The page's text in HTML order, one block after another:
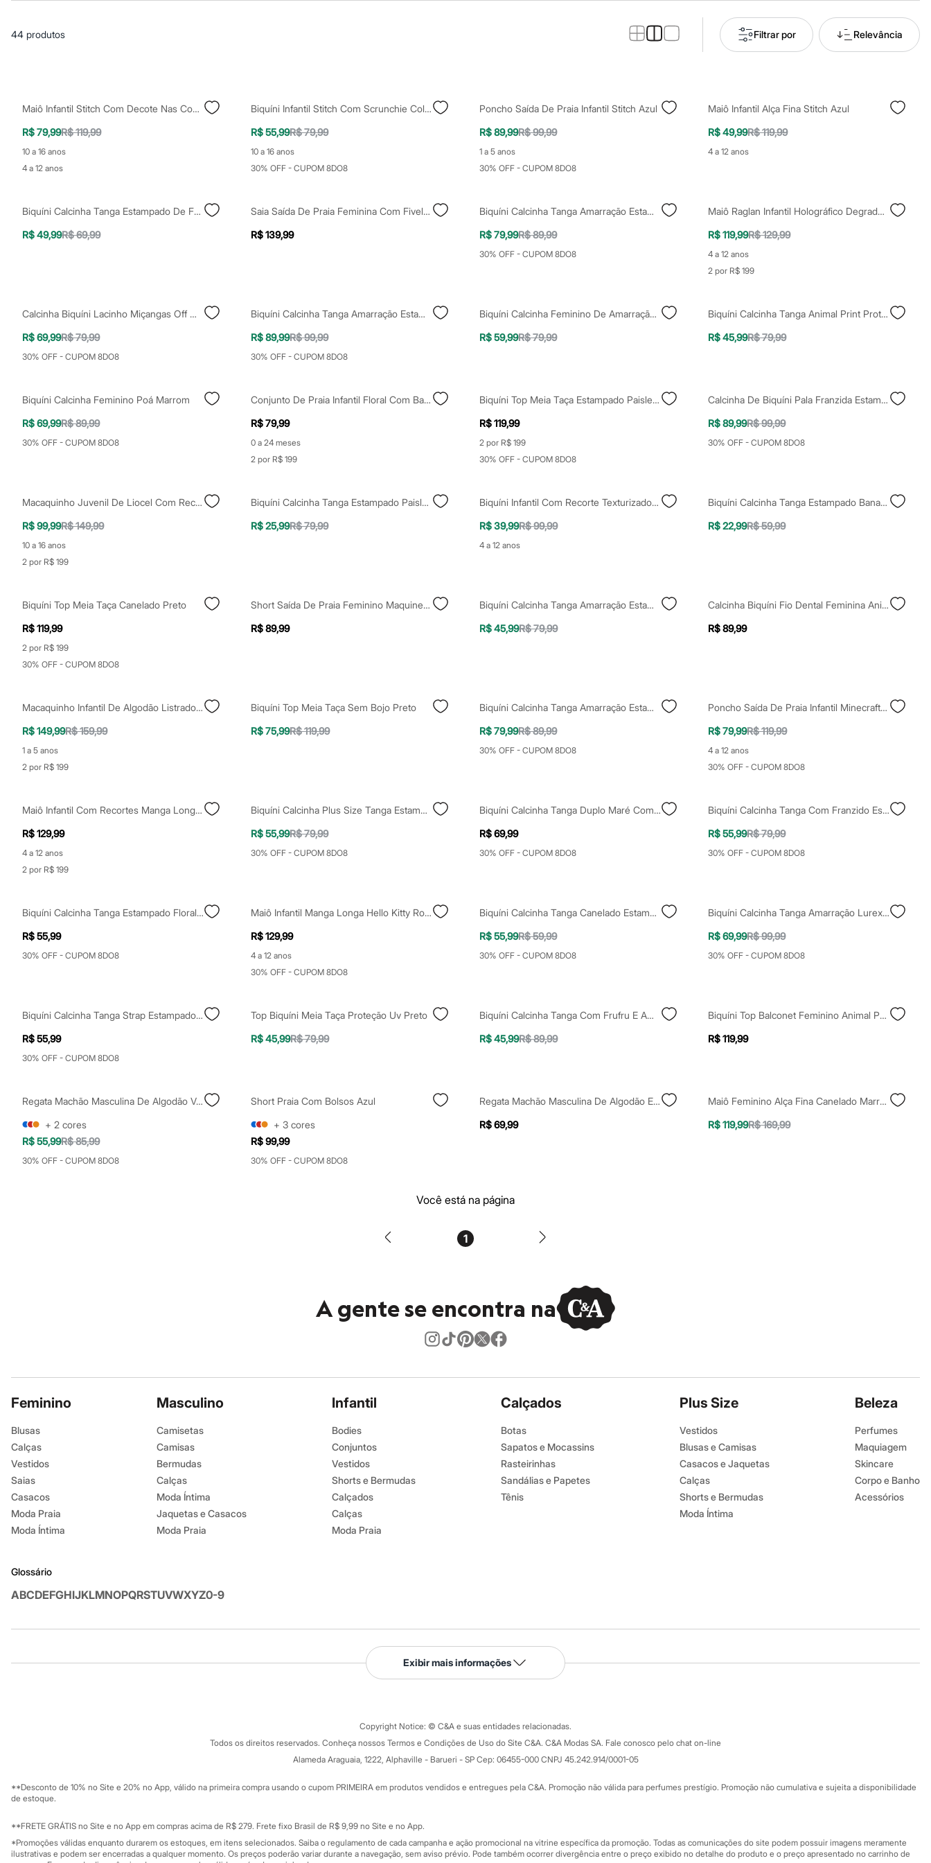
Casacos e Jaquetas
Macacões
Saias
Bonés e Chapéus
Bijoux
Cintos
Óculos
Relógios
Calçados
Sandálias
Sapatilhas
Tênis
Yessica
Acessórios
Blusas
Tops
Moda íntima
Calcinhas
Cintas e Modeladores
Biquínis
Saídas de praia
Personagens
Plus size
Blusas e Camisetas
Jeans
Moda esportiva
Shorts e Saias
Masculino
Em alta
Novidades
Roupas
Bermudas
Camisas
Calças
Camisetas e Regatas
Acessórios
Bolsas e Mochilas
Chapéus e Bonés
Cintos
Carteiras
Óculos
Botas
Sapatos
Sandálias e Papetes
Camisetas
Calçados
Regatas
Moda íntima
Pijamas
Personagens
Plus size
Blusas e Camisetas
Calças
10 a 16 anos
0 a 24 meses
1 a 5 anos
Botas
Chinelos
Pantufas
Tênis
Diversão
Marcas
Fifteen
Moda íntima
Bluey
Disney
Homem Aranha
Minecraft
Naruto
44 produtos Filtrar por Relevância
Maiô Infantil Stitch Com Decote Nas Costas Colorido
R$ 79,99R$ 119,99
10 a 16 anos
4 a 12 anos
Biquíni Infantil Stitch Com Scrunchie Colorido
R$ 55,99R$ 79,99
10 a 16 anos
30% OFF - CUPOM 8DO8
Poncho Saída De Praia Infantil Stitch Azul
R$ 89,99R$ 99,99
1 a 5 anos
30% OFF - CUPOM 8DO8
Maiô Infantil Alça Fina Stitch Azul
R$ 49,99R$ 119,99
4 a 12 anos
Biquíni Calcinha Tanga Estampado De Folhagem Com Amarração E Proteção UV50+ Multicor
R$ 49,99R$ 69,99
Saia Saída De Praia Feminina Com Fivela Franzida Roxa
R$ 139,99
Biquíni Calcinha Tanga Amarração Estampada Borboleta Cristal Com Pedraria Proteção Uv50+ Além Dos Mares Alter Do Chão Grazi Massafera Multicor
R$ 79,99R$ 89,99
30% OFF - CUPOM 8DO8
Maiô Raglan Infantil Holográfico Degradê Lilás
R$ 119,99R$ 129,99
4 a 12 anos
2 por R$ 199
Calcinha Biquíni Lacinho Miçangas Off White
R$ 69,99R$ 79,99
30% OFF - CUPOM 8DO8
Biquíni Calcinha Tanga Amarração Estampada Floral Aquático Proteção Uv50+ Além Dos Mares Alter Do Chão Grazi Massafera Preta
R$ 89,99R$ 99,99
30% OFF - CUPOM 8DO8
Biquíni Calcinha Feminino De Amarração Estampado Colorido
R$ 59,99R$ 79,99
Biquíni Calcinha Tanga Animal Print Proteção Uv Marrom
R$ 45,99R$ 79,99
Biquíni Calcinha Feminino Poá Marrom
R$ 69,99R$ 89,99
30% OFF - CUPOM 8DO8
Conjunto De Praia Infantil Floral Com Babado Colorido
R$ 79,99
0 a 24 meses
2 por R$ 199
Biquíni Top Meia Taça Estampado Paisley Com Bojo E Aro Proteção Uv50+ Além Dos Mares Noronha Manu Gavassi Multicor
R$ 119,99
2 por R$ 199
30% OFF - CUPOM 8DO8
Calcinha De Biquíni Pala Franzida Estampada Marrom
R$ 89,99R$ 99,99
30% OFF - CUPOM 8DO8
Macaquinho Juvenil De Liocel Com Recorte Vermelho
R$ 99,99R$ 149,99
10 a 16 anos
2 por R$ 199
Biquíni Calcinha Tanga Estampado Paisley Proteção Uv50+ Além Dos Mares Noronha Manu Gavassi Multicor
R$ 25,99R$ 79,99
Biquíni Infantil Com Recorte Texturizado Colorido
R$ 39,99R$ 99,99
4 a 12 anos
Biquíni Calcinha Tanga Estampado Bananas Com Proteção UV50+ Multicor
R$ 22,99R$ 59,99
Biquíni Top Meia Taça Canelado Preto
R$ 119,99
2 por R$ 199
30% OFF - CUPOM 8DO8
Short Saída De Praia Feminino Maquinetado Com Cordão Coral
R$ 89,99
Biquíni Calcinha Tanga Amarração Estampado Listrado Com Animal Print Recorte Em Tule Bojo Removível Proteção Uv50+ Multicor
R$ 45,99R$ 79,99
Calcinha Biquíni Fio Dental Feminina Animal Print De Amarração Bege
R$ 89,99
Macaquinho Infantil De Algodão Listrado Com Camiseta Branca
R$ 149,99R$ 159,99
1 a 5 anos
2 por R$ 199
Biquíni Top Meia Taça Sem Bojo Preto
R$ 75,99R$ 119,99
Biquíni Calcinha Tanga Amarração Estampada Borboleta Cristal Com Pedraria Proteção Uv50+ Além Dos Mares Alter Do Chão Grazi Massafera Multicor
R$ 79,99R$ 89,99
30% OFF - CUPOM 8DO8
Poncho Saída De Praia Infantil Minecraft Verde
R$ 79,99R$ 119,99
4 a 12 anos
30% OFF - CUPOM 8DO8
Maiô Infantil Com Recortes Manga Longa Rosa
R$ 129,99
4 a 12 anos
2 por R$ 199
Biquíni Calcinha Plus Size Tanga Estampado Por Do Sol Com Amarração E Proteção UV50+ Multicor
R$ 55,99R$ 79,99
30% OFF - CUPOM 8DO8
Biquíni Calcinha Tanga Duplo Maré Com Proteção Uv50 Verde Militar
R$ 69,99
30% OFF - CUPOM 8DO8
Biquíni Calcinha Tanga Com Franzido Estampado Animal Print De Onça Proteção Uv50+ Rosa
R$ 55,99R$ 79,99
30% OFF - CUPOM 8DO8
Biquíni Calcinha Tanga Estampado Floral Aquarelado Com Amarração E Proteção UV50+ Azul Marinho
R$ 55,99
30% OFF - CUPOM 8DO8
Maiô Infantil Manga Longa Hello Kitty Roxo
R$ 129,99
4 a 12 anos
30% OFF - CUPOM 8DO8
Biquíni Calcinha Tanga Canelado Estampado Floral Com Amarração E Proteção UV50+ Azul
R$ 55,99R$ 59,99
30% OFF - CUPOM 8DO8
Biquíni Calcinha Tanga Amarração Lurex Com Pingente Proteção Uv50+ Além Dos Mares Alter Do Chão Grazi Massafera Verde
R$ 69,99R$ 99,99
30% OFF - CUPOM 8DO8
Biquíni Calcinha Tanga Strap Estampado Carioca Proteção Uv50+ Além Dos Mares Rio De Janeiro Ludmilla Laranja
R$ 55,99
30% OFF - CUPOM 8DO8
Top Biquíni Meia Taça Proteção Uv Preto
R$ 45,99R$ 79,99
Biquíni Calcinha Tanga Com Frufru E Amarração Rosa
R$ 45,99R$ 89,99
Biquíni Top Balconet Feminino Animal Print Bege
R$ 119,99
Regata Machão Masculina De Algodão Venice Beach Verde
+ 2 cores
R$ 55,99R$ 85,99
30% OFF - CUPOM 8DO8
Short Praia Com Bolsos Azul
+ 3 cores
R$ 99,99
30% OFF - CUPOM 8DO8
Regata Machão Masculina De Algodão Estampada Bege
R$ 69,99
Maiô Feminino Alça Fina Canelado Marrom
R$ 119,99R$ 169,99
Você está na página
1
A gente se encontra na
Feminino
Blusas
Calças
Vestidos
Saias
Casacos
Moda Praia
Moda Íntima
Masculino
Camisetas
Camisas
Bermudas
Calças
Moda Íntima
Jaquetas e Casacos
Moda Praia
Infantil
Bodies
Conjuntos
Vestidos
Shorts e Bermudas
Calçados
Calças
Moda Praia
Calçados
Botas
Sapatos e Mocassins
Rasteirinhas
Sandálias e Papetes
Tênis
Plus Size
Vestidos
Blusas e Camisas
Casacos e Jaquetas
Calças
Shorts e Bermudas
Moda Íntima
Beleza
Perfumes
Maquiagem
Skincare
Corpo e Banho
Acessórios
Glossário
ABCDEFGHIJKLMNOPQRSTUVWXYZ0-9
Mapa do site
Investidores
Privacidade
Configuração de cookies
C&A Pay
Sobre o C&A Pay
Governança
Educação financeira
Sustentabilidade
Serviços
Tipos de serviços
Formas de pagamento
Todas as vantagens
Minha C&A
Cupons de desconto
Atendimento
Fale conosco
Central de ética
Exibir mais informações
Copyright Notice: © C&A e suas entidades relacionadas.
Todos os direitos reservados. Conheça nossos Termos e Condições de Uso do Site C&A. C&A Modas SA. Fale conosco pelo chat on-line
Alameda Araguaia, 1222, Alphaville - Barueri - SP Cep: 06455-000 CNPJ 45.242.914/0001-05
**Desconto de 10% no Site e 20% no App, válido na primeira compra usando o cupom PRIMEIRA em produtos vendidos e entregues pela C&A. Promoção não válida para perfumes prestígio. Promoção não cumulativa e sujeita a disponibilidade
de estoque.
**FRETE GRÁTIS no Site e no App em compras acima de R$ 279. Frete fixo Brasil de R$ 9,99 no Site e no App.
*Promoções válidas enquanto durarem os estoques, em itens selecionados. Saiba o regulamento de cada campanha e ação promocional na vitrine específica da promoção. Todas as comunicações do site podem possuir imagens meramente
ilustrativas e podem ser encerradas a qualquer momento. Os preços poderão variar durante a navegação, sem aviso prévio. Pode também ocorrer divergência entre o preço exibido no detalhe do produto e o preço apresentado no carrinho de